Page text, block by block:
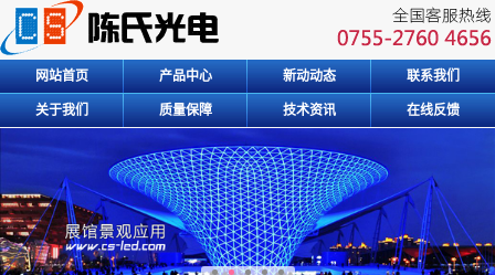
网站首页 产品中心 新动动态 联系我们
关于我们 质量保障 技术资讯 在线反馈